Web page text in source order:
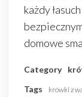
każdy
domowe
Category
Tags
krówki z